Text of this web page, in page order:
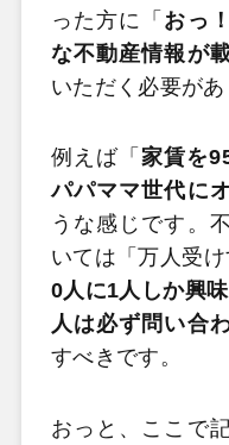
った方に「 おっ
な不動産情報が
いただく必要があ
例えば「家賃を
パパママ世代に
うな感じです。
いては「万人受
0人に1人しか興
人は必ず問い合
すべきです。
おっと、ここで